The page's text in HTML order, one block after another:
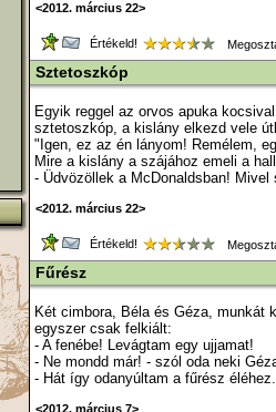
<2012. március 22>
Értékeld!
Sztetoszkóp
Egyik reggel az orvos apuka
sztetoszkóp, a kislány elkezd vele
"Igen, ez az én lányom! Remélem,
Mire a kislány a szájához emeli a
- Üdvözöllek a McDonaldsban! Mivel
<2012. március 22>
Értékeld!
Fűrész
Két cimbora, Béla és Géza, munkát
egyszer csak felkiált:
- A fenébe! Levágtam egy ujjamat!
- Ne mondd már! - szól oda neki
- Hát így odanyúltam a fűrész
<2012. március 7>